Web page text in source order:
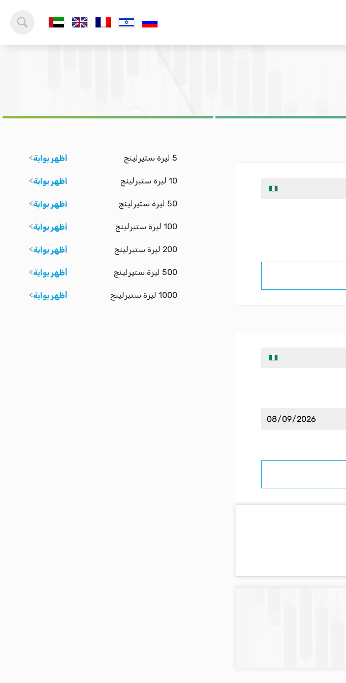
5 ليرة ستيرلينج أظهر بوابة
10 ليرة ستيرلينج أظهر بوابة
50 ليرة ستيرلينج أظهر بوابة
100 ليرة ستيرلينج أظهر بوابة
200 ليرة ستيرلينج أظهر بوابة
500 ليرة ستيرلينج أظهر بوابة
1000 ليرة ستيرلينج أظهر بوابة